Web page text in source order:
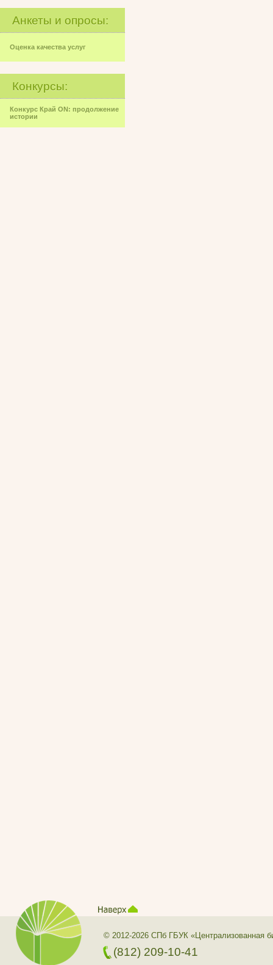
Анкеты и опросы:
Оценка качества услуг
Конкурсы:
Конкурс Край ON: продолжение
истории
© 2012-2026 СПб ГБУК «Централизованная
(812) 209-10-41